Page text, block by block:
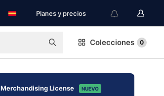
Planes y precios
Colecciones 0
Merchandising License NUEVO